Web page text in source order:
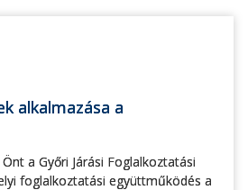
alkalmazása a
a Győri Járási Foglalkoztatási
foglalkoztatási együttműködés a